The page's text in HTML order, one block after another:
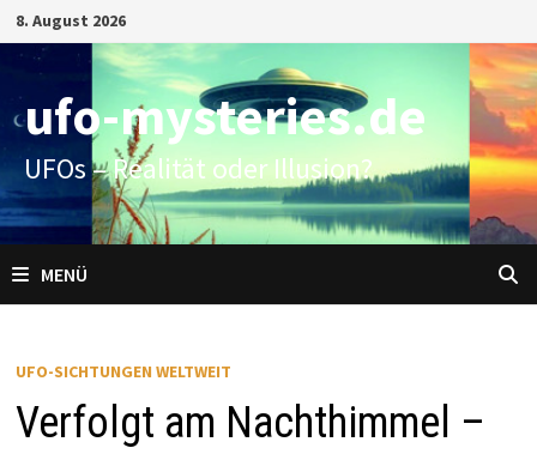
Zum
Inhalt
springen
8. August 2026
ufo-mysteries.de
UFOs – Realität oder Illusion?
MENÜ
UFO-SICHTUNGEN WELTWEIT
Verfolgt am Nachthimmel –